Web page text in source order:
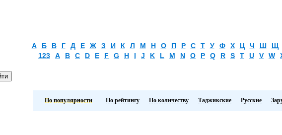
А Б В Г Д Е Ж З И К Л М Н О П Р С Т У Ф Х Ц Ч Ш Щ
123
A B C D E F G H I J K L M N O P Q R S T U V W
По популярности По рейтингу По количеству Таджикские Русские